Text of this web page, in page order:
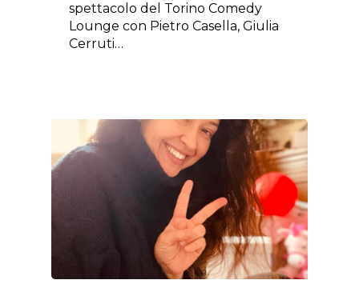
spettacolo del Torino Comedy
Lounge con Pietro Casella, Giulia
Cerruti…